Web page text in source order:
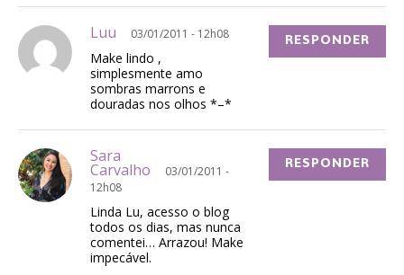
Luu 03/01/2011 - 12h08
Make lindo ,
simplesmente amo
sombras marrons e
douradas nos olhos *–*
RESPONDER
Sara
Carvalho
03/01/2011 -
12h08
Linda Lu, acesso o blog
todos os dias, mas nunca
comentei… Arrazou! Make
impecável.
RESPONDER